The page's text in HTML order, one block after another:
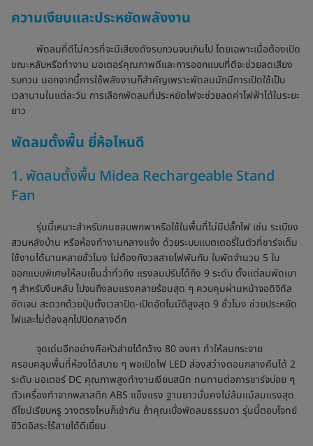
ความเงียบและประหยัดพลังงาน
พัดลมที่ดีไม่ควรที่จะมีเสียงดังรบกวนจนเกินไป โดยเฉพาะเมื่อต้องเปิด
ขณะหลับหรือทำงาน มอเตอร์คุณภาพดีและการออกแบบที่ดีจะช่วยลดเสียง
รบกวน นอกจากนี้การใช้พลังงานก็สำคัญเพราะพัดลมมักมีการเปิดใช้เป็น
เวลานานในแต่ละวัน การเลือกพัดลมที่ประหยัดไฟจะช่วยลดค่าไฟฟ้าได้ในระยะ
ยาว
พัดลมตั้งพื้น ยี่ห้อไหนดี
1. พัดลมตั้งพื้น Midea Rechargeable Stand
Fan
รุ่นนี้เหมาะสำหรับคนชอบพกพาหรือใช้ในพื้นที่ไม่มีปลั๊กไฟ เช่น ระเบียง
สวนหลังบ้าน หรือห้องทำงานกลางแจ้ง ด้วยระบบแบตเตอรี่ในตัวที่ชาร์จเต็ม
ใช้งานได้นานหลายชั่วโมง ไม่ต้องกังวลสายไฟพันกัน ใบพัดจำนวน 5 ใบ
ออกแบบพิเศษให้ลมเย็นฉ่ำทั่วถึง แรงลมปรับได้ถึง 9 ระดับ ตั้งแต่ลมพัดเบา
ๆ สำหรับงีบหลับ ไปจนถึงลมแรงคลายร้อนสุด ๆ ควบคุมผ่านหน้าจอดิจิทัล
ชัดเจน สะดวกด้วยปุ่มตั้งเวลาปิด-เปิดอัตโนมัติสูงสุด 9 ชั่วโมง ช่วยประหยัด
ไฟและไม่ต้องลุกไปปิดกลางดึก
จุดเด่นอีกอย่างคือหัวส่ายได้กว้าง 80 องศา ทำให้ลมกระจาย
ครอบคลุมพื้นที่ห้องได้สบาย ๆ พอเปิดไฟ LED ส่องสว่างตอนกลางคืนได้ 2
ระดับ มอเตอร์ DC คุณภาพสูงทำงานเงียบสนิท ทนทานต่อการชาร์จบ่อย ๆ
ตัวเครื่องทำจากพลาสติก ABS แข็งแรง ฐานยาวมั่นคงไม่ล้มแม้ลมแรงสุด
ดีไซน์เรียบหรู วางตรงไหนก็เข้ากัน ถ้าคุณเบื่อพัดลมธรรมดา รุ่นนี้ตอบโจทย์
ชีวิตอิสระไร้สายได้ดีเยี่ยม